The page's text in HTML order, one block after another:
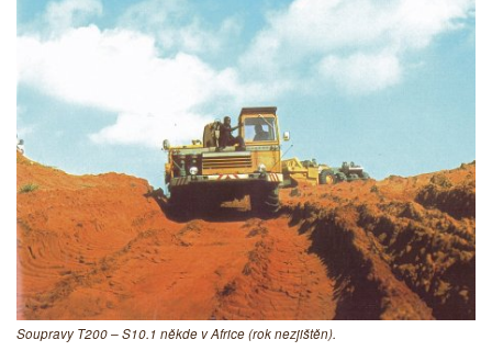
Soupravy T200 – S10.1 někde v Africe (rok nezjištěn).